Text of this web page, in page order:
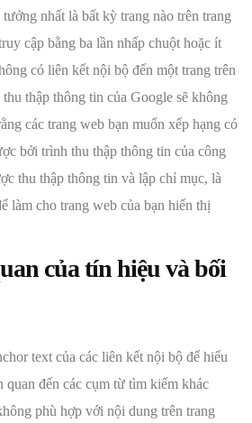
nhất là bất kỳ trang nào trên trang
cập bằng ba lần nhấp chuột hoặc ít
có liên kết nội bộ đến một trang trên
thập thông tin của Google sẽ không
các trang web bạn muốn xếp hạng có
bởi trình thu thập thông tin của công
thu thập thông tin và lập chỉ mục, là
làm cho trang web của bạn hiển thị
của tín hiệu và bối
text của các liên kết nội bộ để hiểu
quan đến các cụm từ tìm kiếm khác
phù hợp với nội dung trên trang